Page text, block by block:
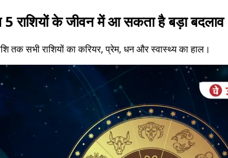
के जीवन में आ सकता है बड़ा बदलाव
तक सभी राशियों का करियर, प्रेम, धन और स्वास्थ्य का हाल।